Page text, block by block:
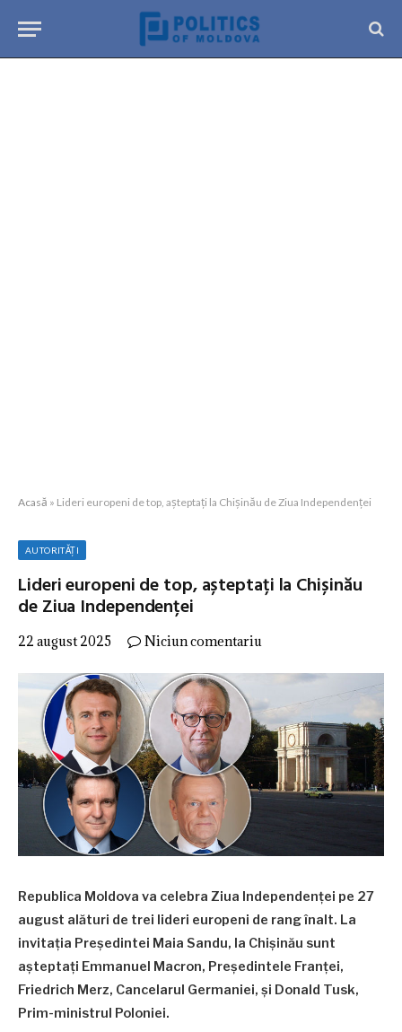
Acasă » Lideri europeni de top, așteptați la Chișinău de Ziua Independenței
AUTORITĂȚI
Lideri europeni de top, așteptați la Chișinău
de Ziua Independenței
22 august 2025 Niciun comentariu
Republica Moldova va celebra Ziua Independenței pe 27
august alături de trei lideri europeni de rang înalt. La
invitația Președintei Maia Sandu, la Chișinău sunt
așteptați Emmanuel Macron, Președintele Franței,
Friedrich Merz, Cancelarul Germaniei, și Donald Tusk,
Prim-ministrul Poloniei.